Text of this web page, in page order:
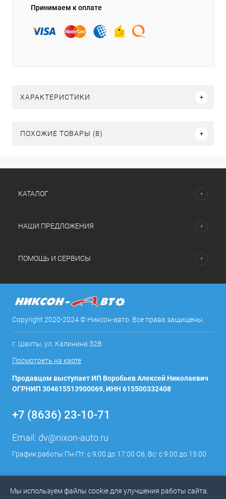
Мы используем файлы cookie для улучшения работы сайта.
Принимаем к оплате
ХАРАКТЕРИСТИКИ
ПОХОЖИЕ ТОВАРЫ (8)
КАТАЛОГ
НАШИ ПРЕДЛОЖЕНИЯ
ПОМОЩЬ И СЕРВИСЫ
Copyright 2020-2024 © Никсон-авто. Все права защищены.
г. Шахты, ул. Калинина 32В
Посмотреть на карте
Продавцом выступает ИП Воробьев Алексей Николаевич
ОГРНИП 304615513900069, ИНН 615500332408
+7 (8636) 23-10-71
Email: dv@nixon-auto.ru
График работы Пн-Пт: с 9:00 до 17:00 Сб, Вс: с 9:00 до 15:00